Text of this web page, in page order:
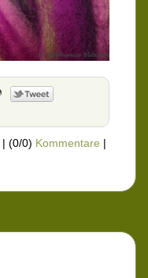
| (0/0) Kommentare |